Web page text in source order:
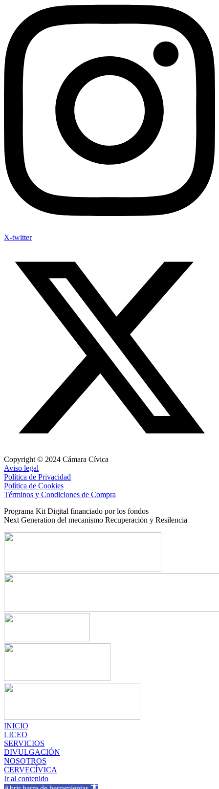
X-twitter
Copyright © 2024 Cámara Cívica
Aviso legal
Política de Privacidad
Política de Cookies
Términos y Condiciones de Compra
Programa Kit Digital financiado por los fondos
Next Generation del mecanismo Recuperación y Resilencia
INICIO
LICEO
SERVICIOS
DIVULGACIÓN
NOSOTROS
CERVECÍVICA
Ir al contenido